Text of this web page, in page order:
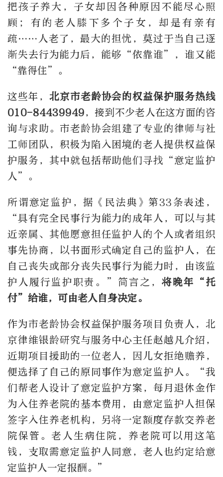
把孩子养大，子女却因各种原因不能尽心照
顾；有的老人膝下多个子女，却是有亲有
疏……人老了，最大的担忧，莫过于当自己逐
渐失去行为能力后，能够“依靠谁”，谁又能
“靠得住”。
这些年， 北京市老龄协会的权益保护服务热线
010-84439949，接到不少老人在这方面的咨
询与求助。市老龄协会组建了专业的律师与社
工师团队，积极为陷入困境的老人提供权益保
护服务，其中就包括帮助他们寻找“意定监护
人”。
所谓意定监护，据《民法典》第33条表述，
“具有完全民事行为能力的成年人，可以与其
近亲属、其他愿意担任监护人的个人或者组织
事先协商，以书面形式确定自己的监护人，在
自己丧失或部分丧失民事行为能力时，由该监
护人履行监护职责。”简言之， 将晚年“托
付”给谁，可由老人自身决定。
作为市老龄协会权益保护服务项目负责人，北
京律维银龄研究与服务中心主任赵越凡介绍，
近期项目援助的一位老人，因儿女拒绝赡养，
便选择了自己的原同事作为意定监护人。“我
们帮老人设计了意定监护方案，每月退休金作
为入住养老院的基本费用，由意定监护人担保
签字入住养老机构，另将一定额度存款交养老
院保管。老人生病住院，养老院可以用这笔
钱，支取需意定监护人同意，老人也约定给意
定监护人一定报酬。”